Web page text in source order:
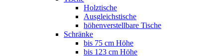
Holztische
Ausgleichstische
höhenverstellbare Tische
Schränke
bis 75 cm Höhe
bis 123 cm Höhe